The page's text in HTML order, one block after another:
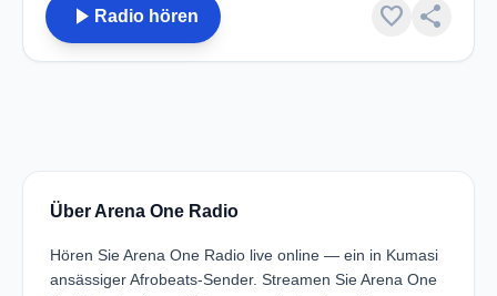
play_arrow Radio hören favorite share
Über Arena One Radio
Hören Sie Arena One Radio live online — ein in Kumasi
ansässiger Afrobeats-Sender. Streamen Sie Arena One